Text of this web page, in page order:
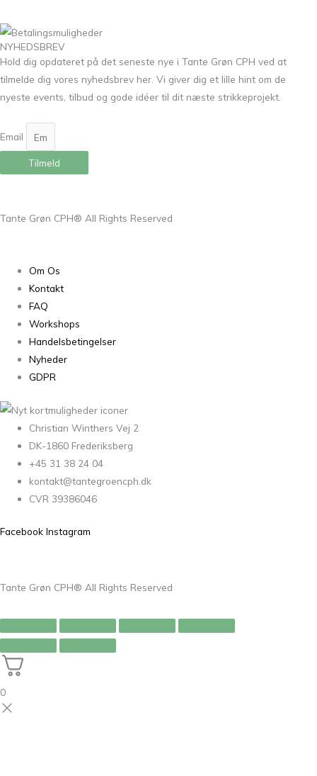
NYHEDSBREV
Hold dig opdateret på det seneste nye i Tante Grøn CPH ved at
tilmelde dig vores nyhedsbrev her. Vi giver dig et lille hint om de
nyeste events, tilbud og gode idéer til dit næste strikkeprojekt.
Email
Tilmeld
Tante Grøn CPH® All Rights Reserved
Om Os
Kontakt
FAQ
Workshops
Handelsbetingelser
Nyheder
GDPR
Christian Winthers Vej 2
DK-1860 Frederiksberg
+45 31 38 24 04
kontakt@tantegroencph.dk
CVR 39386046
Facebook Instagram
Tante Grøn CPH® All Rights Reserved
0